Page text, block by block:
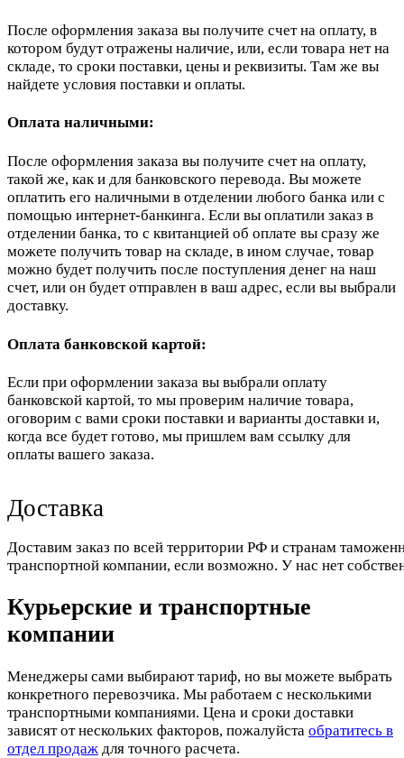
После оформления заказа вы получите счет на оплату, в
котором будут отражены наличие, или, если товара нет на
складе, то сроки поставки, цены и реквизиты. Там же вы
найдете условия поставки и оплаты.
Оплата наличными:
После оформления заказа вы получите счет на оплату,
такой же, как и для банковского перевода. Вы можете
оплатить его наличными в отделении любого банка или с
помощью интернет-банкинга. Если вы оплатили заказ в
отделении банка, то с квитанцией об оплате вы сразу же
можете получить товар на складе, в ином случае, товар
можно будет получить после поступления денег на наш
счет, или он будет отправлен в ваш адрес, если вы выбрали
доставку.
Оплата банковской картой:
Если при оформлении заказа вы выбрали оплату
банковской картой, то мы проверим наличие товара,
оговорим с вами сроки поставки и варианты доставки и,
когда все будет готово, мы пришлем вам ссылку для
оплаты вашего заказа.
Доставка
Доставим заказ по всей территории РФ и странам
транспортной компании, если возможно. У нас нет
Курьерские и транспортные
компании
Менеджеры сами выбирают тариф, но вы можете выбрать
конкретного перевозчика. Мы работаем с несколькими
транспортными компаниями. Цена и сроки доставки
зависят от нескольких факторов, пожалуйста обратитесь в
отдел продаж для точного расчета.